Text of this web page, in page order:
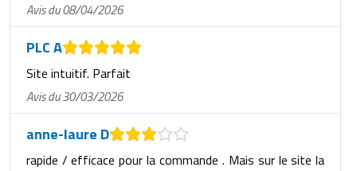
Avis du 08/04/2026
PLC A
Site intuitif. Parfait
Avis du 30/03/2026
anne-laure D
rapide / efficace pour la commande . Mais sur le site la